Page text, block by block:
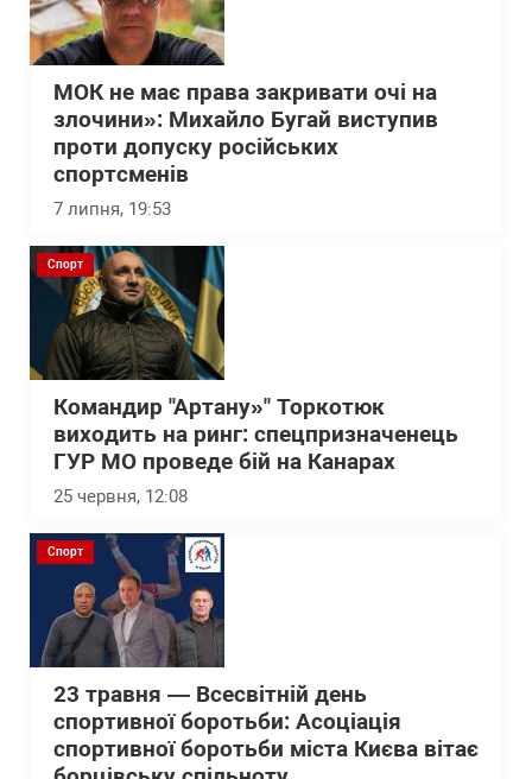
МОК не має права закривати очі на
злочини»: Михайло Бугай виступив
проти допуску російських
спортсменів
7 липня, 19:53
Спорт
Командир "Артану»" Торкотюк
виходить на ринг: спецпризначенець
ГУР МО проведе бій на Канарах
25 червня, 12:08
Спорт
23 травня — Всесвітній день
спортивної боротьби: Асоціація
спортивної боротьби міста Києва вітає